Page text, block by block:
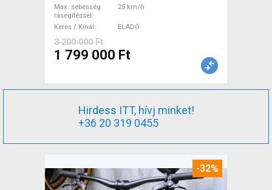
Max. sebesség
rásegítéssel
25 km/h
Keres / Kínál ELADÓ
3 200 000 Ft
1 799 000 Ft
Hirdess ITT, hívj minket!
+36 20 319 0455
-32%